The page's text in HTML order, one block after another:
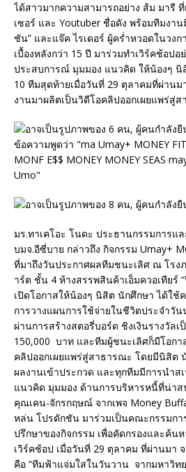
ได้สาวมากความสามารถอย่าง ส้ม มารี
เซอร์ และ Youtuber ชื่อดัง พร้อมทีมงา
ชัน” และแจ๊ค ไรเดอร์ ผู้คร่ำหวอดในวงก
เบื้องหลังกว่า 15 ปี มาร่วมทำเวิร์คช้อป
ประสบการณ์ มุมมอง แนวคิด ให้น้องๆ นิ
10 ทีมสุดท้ายเมื่อวันที่ 29 ตุลาคมที่ผ่าน
งานมาผลิตเป็นวิดีโอคลิปออกเผยแพร่สู่
มร.ทาเคโอะ โนดะ ประธานกรรมการแ
บมจ.อีซี่บาย กล่าวถึง กิจกรรม Umay+
ที่มาถึงวันประกาศผลทีมชนะเลิศ ณ โรง
าร์ต ชั้น 4 ห้างสรรพสินค้าเอ็มควอเทียร์
เปิดโอกาสให้น้องๆ นิสิต นักศึกษา ได้ใช้
การวางแผนการใช้จ่ายในชีวิตประจำวั
ผ่านการสร้างสตอรี่บอร์ด ชิงเงินรางวัล
150,000 บาท และทีมผู้ชนะเลิศก็มีโอก
คลิปออกเผยแพร่สู่สาธารณะ โดยมีนิสิต
ผลงานเข้าประกวด และทุกทีมมีการนำส
แนวคิด มุมมอง ด้านการบริหารหนี้ที่น่าส
คุณเคน-จักรกฤษณ์ จากเพจ Money
หล่น โปรดักชัน มาร่วมเป็นคณะกรรมก
ปรึกษาของกิจกรรม เพื่อคัดกรองและค้น
เวิร์คช้อป เมื่อวันที่ 29 ตุลาคม ที่ผ่านมา
คือ “ทีมฟ้าแจ่มใสในวันวาน จากมหาวิท